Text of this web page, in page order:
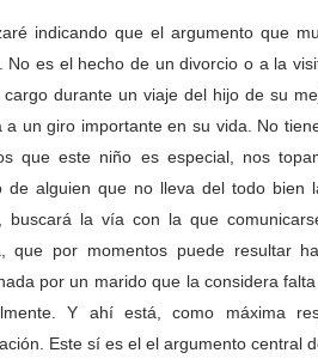
indicando que el argumento que
No es el hecho de un divorcio o a la
cargo durante un viaje del hijo de su
a un giro importante en su vida. No
que este niño es especial, nos
de alguien que no lleva del todo bien
buscará la vía con la que
que por momentos puede resultar
por un marido que la considera
Y ahí está, como máxima
Este sí es el el argumento central